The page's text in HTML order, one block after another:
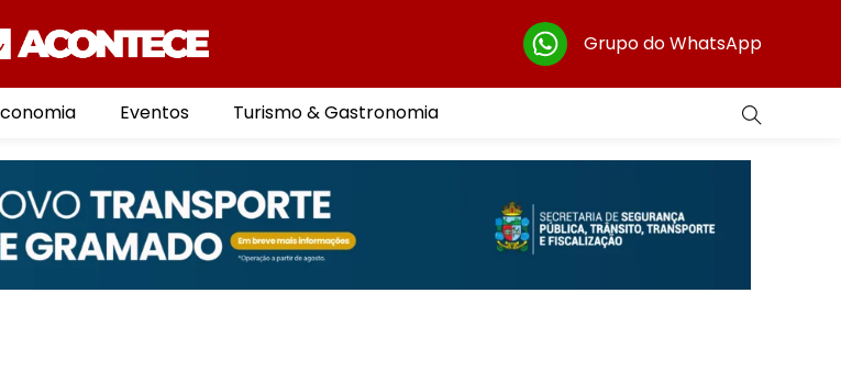
Grupo do WhatsApp
Eventos Turismo & Gastronomia